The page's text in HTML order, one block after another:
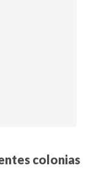
colonias